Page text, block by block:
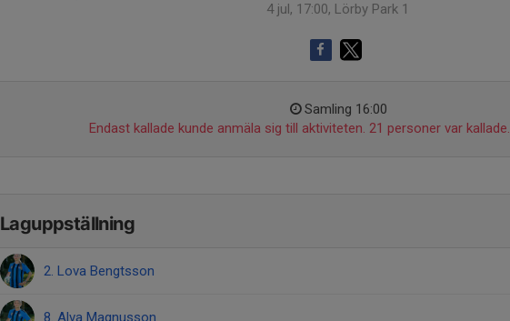
4 jul, 17:00, Lörby Park 1
Samling 16:00
Endast kallade kunde anmäla sig till aktiviteten. 21 personer var kallade.
Laguppställning
2. Lova Bengtsson
8. Alva Magnusson